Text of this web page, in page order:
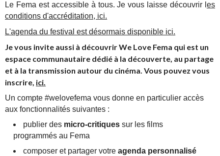
Le Fema est accessible à tous. Je vous laisse découvrir l es
conditions d'accréditation, ici.
L'agenda du festival est désormais disponible ici.
Je vous invite aussi à découvrir We Love Fema qui est un
espace communautaire dédié à la découverte, au partage
et à la transmission autour du cinéma. Vous pouvez vous
inscrire, ici.
Un compte #welovefema vous donne en particulier accès
aux fonctionnalités suivantes :
publier des micro-critiques sur les films
programmés au Fema
composer et partager votreagenda personnalisé